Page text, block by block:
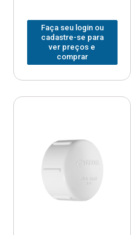
Faça seu login ou
cadastre-se para
ver preços e
comprar